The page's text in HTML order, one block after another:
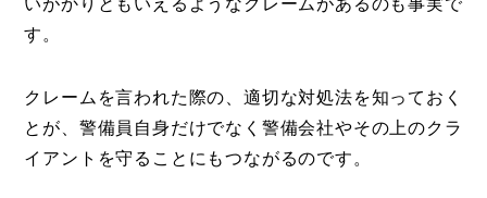
いがかりともいえるようなクレームがあるのも事実で
す。
クレームを言われた際の、適切な対処法を知っておく
とが、警備員自身だけでなく警備会社やその上のクラ
イアントを守ることにもつながるのです。